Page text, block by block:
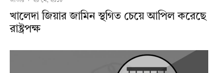
খালেদা জিয়ার জামিন স্থগিত চেয়ে আপিল করেছে
রাষ্ট্রপক্ষ